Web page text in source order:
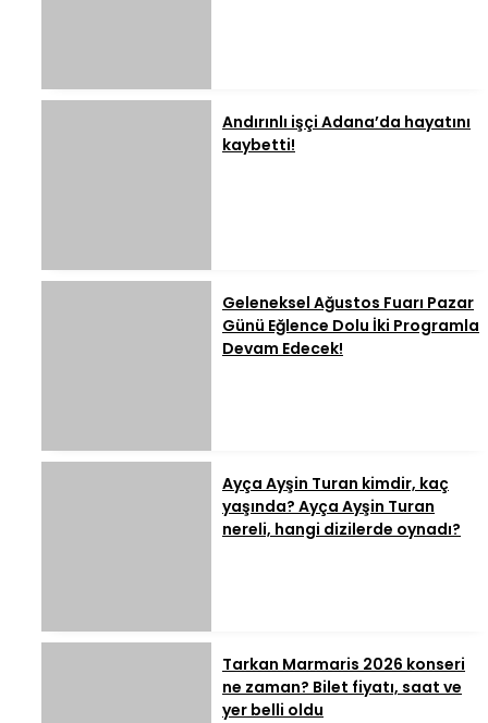
Andırınlı işçi Adana’da hayatını
kaybetti!
Geleneksel Ağustos Fuarı Pazar
Günü Eğlence Dolu İki Programla
Devam Edecek!
Ayça Ayşin Turan kimdir, kaç
yaşında? Ayça Ayşin Turan
nereli, hangi dizilerde oynadı?
Tarkan Marmaris 2026 konseri
ne zaman? Bilet fiyatı, saat ve
yer belli oldu